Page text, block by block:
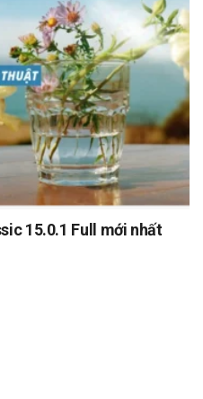
15.0.1 Full mới nhất